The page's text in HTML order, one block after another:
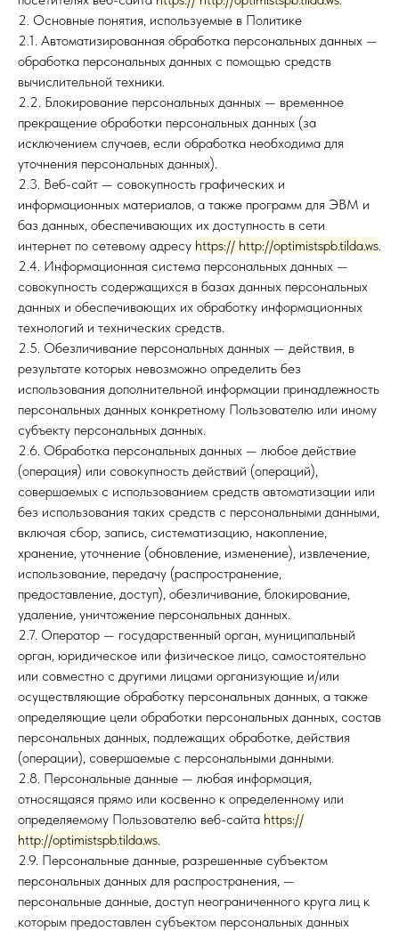
2. Основные понятия, используемые в Политике
2.1. Автоматизированная обработка персональных данных —
обработка персональных данных с помощью средств
вычислительной техники.
2.2. Блокирование персональных данных — временное
прекращение обработки персональных данных (за
исключением случаев, если обработка необходима для
уточнения персональных данных).
2.3. Веб-сайт — совокупность графических и
информационных материалов, а также программ для ЭВМ и
баз данных, обеспечивающих их доступность в сети
интернет по сетевому адресу https:// http://optimistspb.tilda.ws.
2.4. Информационная система персональных данных —
совокупность содержащихся в базах данных персональных
данных и обеспечивающих их обработку информационных
технологий и технических средств.
2.5. Обезличивание персональных данных — действия, в
результате которых невозможно определить без
использования дополнительной информации принадлежность
персональных данных конкретному Пользователю или иному
субъекту персональных данных.
2.6. Обработка персональных данных — любое действие
(операция) или совокупность действий (операций),
совершаемых с использованием средств автоматизации или
без использования таких средств с персональными данными,
включая сбор, запись, систематизацию, накопление,
хранение, уточнение (обновление, изменение), извлечение,
использование, передачу (распространение,
предоставление, доступ), обезличивание, блокирование,
удаление, уничтожение персональных данных.
2.7. Оператор — государственный орган, муниципальный
орган, юридическое или физическое лицо, самостоятельно
или совместно с другими лицами организующие и/или
осуществляющие обработку персональных данных, а также
определяющие цели обработки персональных данных, состав
персональных данных, подлежащих обработке, действия
(операции), совершаемые с персональными данными.
2.8. Персональные данные — любая информация,
относящаяся прямо или косвенно к определенному или
определяемому Пользователю веб-сайта https://
http://optimistspb.tilda.ws.
2.9. Персональные данные, разрешенные субъектом
персональных данных для распространения, —
персональные данные, доступ неограниченного круга лиц к
которым предоставлен субъектом персональных данных